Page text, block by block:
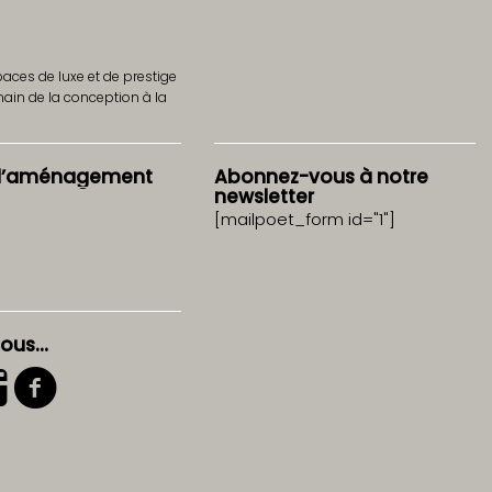
de luxe et de prestige
de la conception à la
Abonnez-vous à notre
newsletter
[mailpoet_form id="1"]